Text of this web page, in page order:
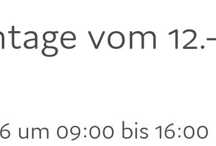
vom
um 09:00 bis 16:00